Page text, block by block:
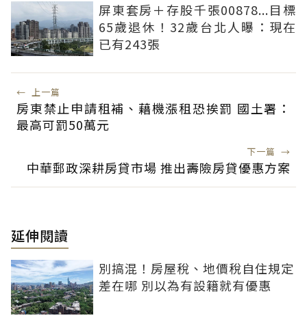
屏東套房＋存股千張00878...目標
65歲退休！32歲台北人曝：現在
已有243張
← 上一篇
房東禁止申請租補、藉機漲租恐挨罰 國土署：
最高可罰50萬元
下一篇 →
中華郵政深耕房貸市場 推出壽險房貸優惠方案
延伸閱讀
別搞混！房屋稅、地價稅自住規定
差在哪 別以為有設籍就有優惠